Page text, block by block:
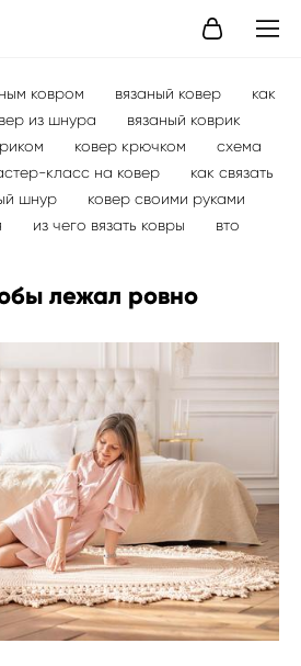
ковром вязаный ковер
как
из шнура
вязаный коврик
ковер крючком
схема
класс на ковер
как связать
шнур
ковер своими руками
из чего вязать ковры вто
лежал ровно